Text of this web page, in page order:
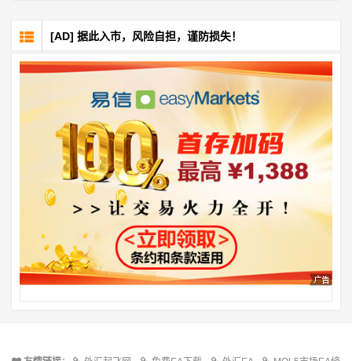
[AD] 据此入市，风险自担，谨防损失！